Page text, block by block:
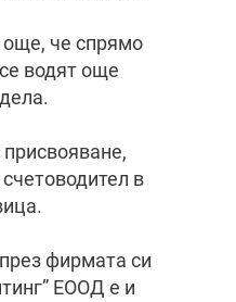
още, че спрямо
водят още
в
фирмата си
ЕООД е и